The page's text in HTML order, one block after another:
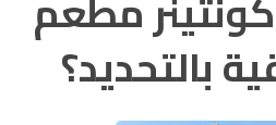
بالتحديد؟